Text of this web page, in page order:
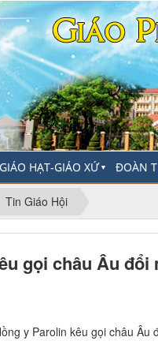
GIÁO HẠT-GIÁO XỨ▼ ĐOÀN
Tin Giáo Hội
gọi châu Âu
y Parolin kêu gọi châu Âu